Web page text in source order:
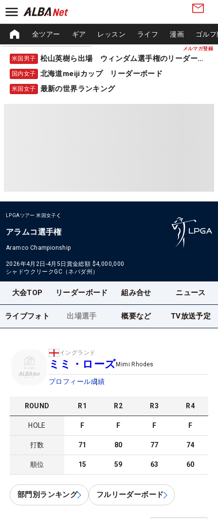
メルマガ登録
全ツアー ギア レッスン ライフ 漫画 ゴル
米国男子 松山英樹ら出場 ウィンダム選手権のリーダーボード
国内女子 北海道meijiカップ リーダーボード
米国女子 最新の世界ランキング
LPGAツアー 米国女子
アラムコ選手権
Aramco Championship
2026年4月2日-4月5日 賞金総額 $4,000,000
シャドウクリークGC（ネバダ州）
大会TOP リーダーボード 組み合せ ニュース
ライブフォト 出場選手 概要など TV放送予定
イングランド
ミミ・ローズMimi Rhodes
プロフィール成績
ROUND R1 R2 R3 R4
HOLE F F F F
打数 71 80 77 74
順位 15 59 63 60
部門別ランキング フルリーダーボード